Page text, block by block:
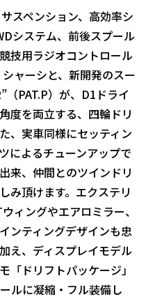
スペンション、高効率シ
システム、前後スプール
技用ラジオコントロール
ャーシと、新開発のスー
（PAT.P）が、D1ドライ
度を両立する、四輪ドリ
、実車同様にセッティン
によるチューンアップで
来、仲間とのツインドリ
み頂けます。エクステリ
ィングやエアロミラー、
ンティングデザインも忠
え、ディスプレイモデル
「ドリフトパッケージ」
ルに凝縮・フル装備し